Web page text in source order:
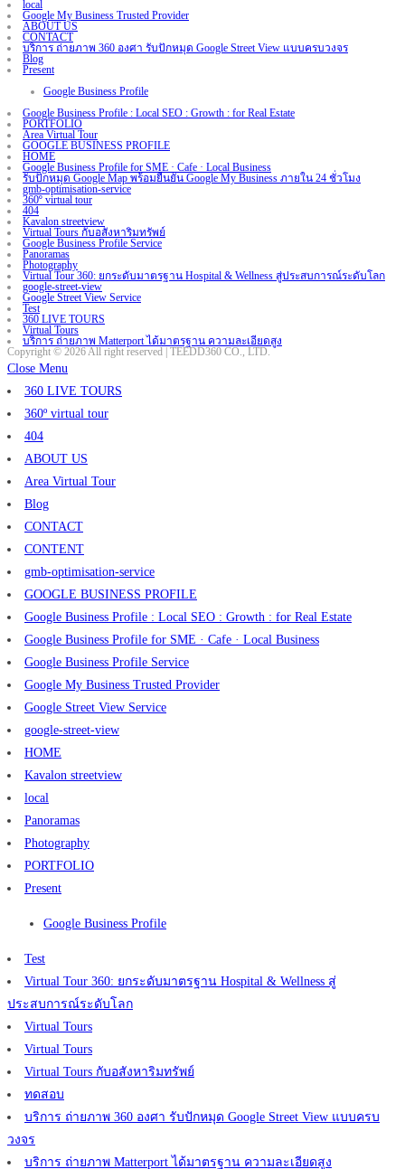
local
Google My Business Trusted Provider
ABOUT US
CONTACT
บริการ ถ่ายภาพ 360 องศา รับปักหมุด Google Street View แบบครบวงจร
Blog
Present
Google Business Profile
Google Business Profile : Local SEO : Growth : for Real Estate
PORTFOLIO
Area Virtual Tour
GOOGLE BUSINESS PROFILE
HOME
Google Business Profile for SME · Cafe · Local Business
รับปักหมุด Google Map พร้อมยืนยัน Google My Business ภายใน 24 ชั่วโมง
gmb-optimisation-service
360º virtual tour
404
Kavalon streetview
Virtual Tours กับอสังหาริมทรัพย์
Google Business Profile Service
Panoramas
Photography
Virtual Tour 360: ยกระดับมาตรฐาน Hospital & Wellness สู่ประสบการณ์ระดับโลก
google-street-view
Google Street View Service
Test
360 LIVE TOURS
Virtual Tours
บริการ ถ่ายภาพ Matterport ได้มาตรฐาน ความละเอียดสูง
Copyright © 2026 All right reserved | TEEDD360 CO., LTD.
Close Menu
360 LIVE TOURS
360º virtual tour
404
ABOUT US
Area Virtual Tour
Blog
CONTACT
CONTENT
gmb-optimisation-service
GOOGLE BUSINESS PROFILE
Google Business Profile : Local SEO : Growth : for Real Estate
Google Business Profile for SME · Cafe · Local Business
Google Business Profile Service
Google My Business Trusted Provider
Google Street View Service
google-street-view
HOME
Kavalon streetview
local
Panoramas
Photography
PORTFOLIO
Present
Google Business Profile
Test
Virtual Tour 360: ยกระดับมาตรฐาน Hospital & Wellness สู่
ประสบการณ์ระดับโลก
Virtual Tours
Virtual Tours
Virtual Tours กับอสังหาริมทรัพย์
ทดสอบ
บริการ ถ่ายภาพ 360 องศา รับปักหมุด Google Street View แบบครบ
วงจร
บริการ ถ่ายภาพ Matterport ได้มาตรฐาน ความละเอียดสูง